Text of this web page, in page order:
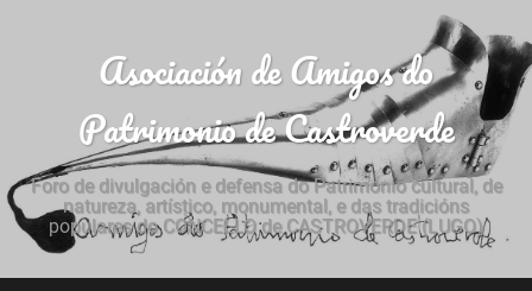
Asociación de Amigos do
Patrimonio de Castroverde
Foro de divulgación e defensa do Patrimonio cultural, de
natureza, artístico, monumental, e das tradicións
populares do CONCELLO de CASTROVERDE (LUGO)